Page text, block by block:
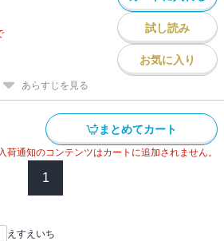
試し読み
お気に入り
あらすじを見る
まとめてカート
通知のコンテンツはカートに追加されません。
1
えすえいち